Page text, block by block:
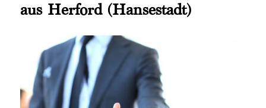
aus Herford (Hansestadt)